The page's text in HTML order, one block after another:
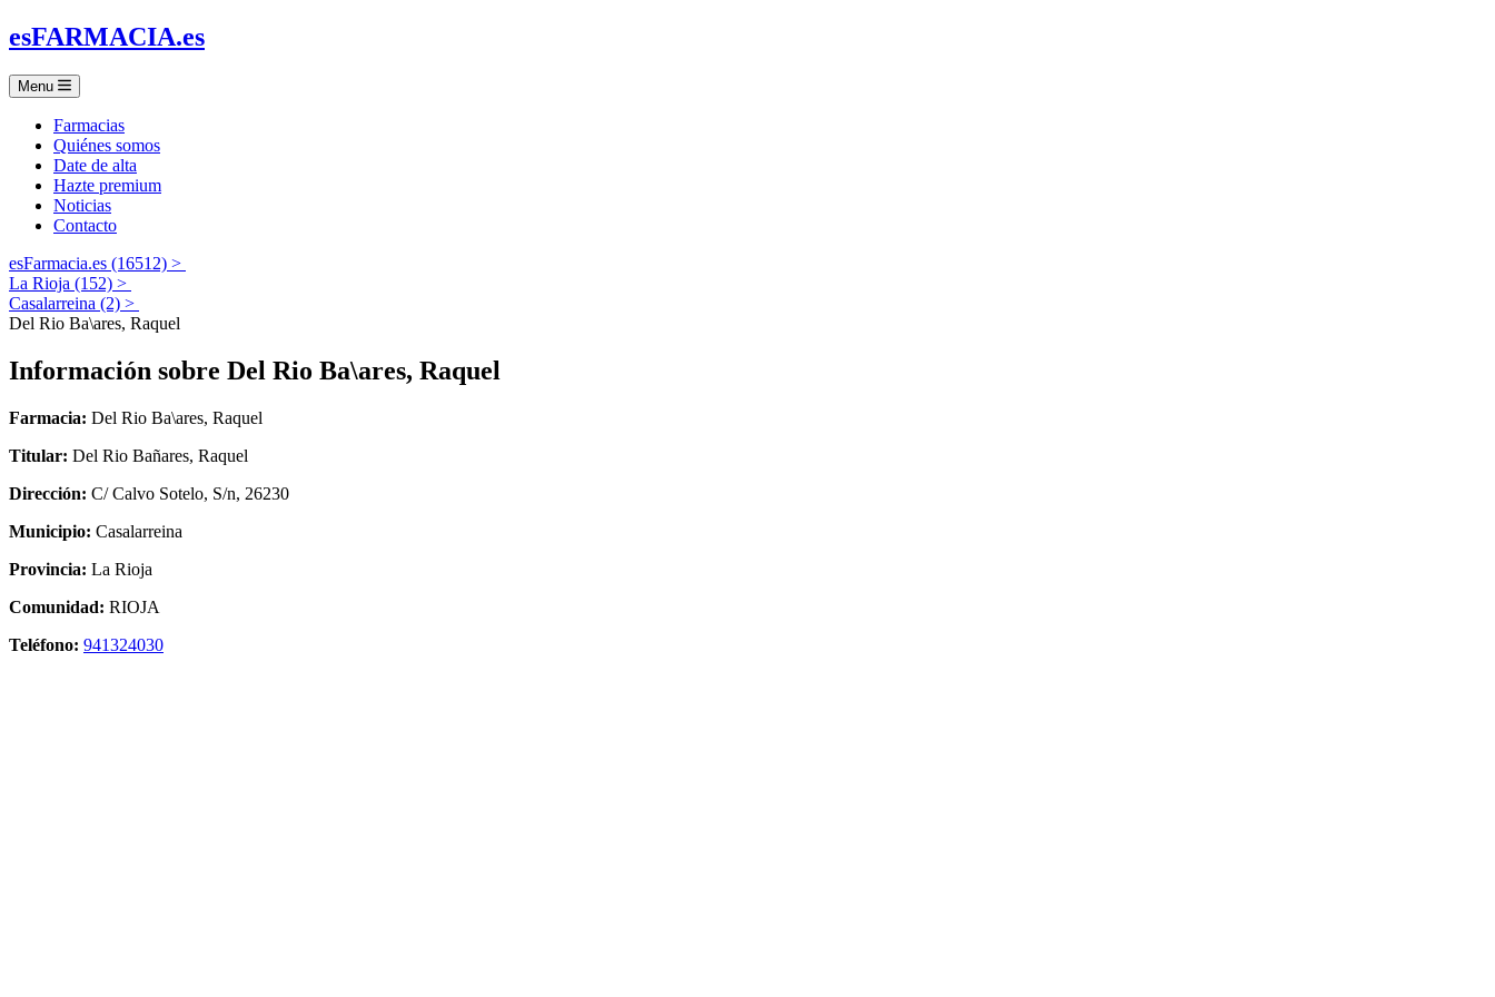
esFARMACIA.es
Menu
Farmacias
Quiénes somos
Date de alta
Hazte premium
Noticias
Contacto
esFarmacia.es (16512) >
La Rioja (152) >
Casalarreina (2) >
Del Rio Ba\ares, Raquel
Información sobre Del Rio Ba\ares, Raquel
Farmacia: Del Rio Ba\ares, Raquel
Titular: Del Rio Bañares, Raquel
Dirección: C/ Calvo Sotelo, S/n, 26230
Municipio: Casalarreina
Provincia: La Rioja
Comunidad: RIOJA
Teléfono: 941324030